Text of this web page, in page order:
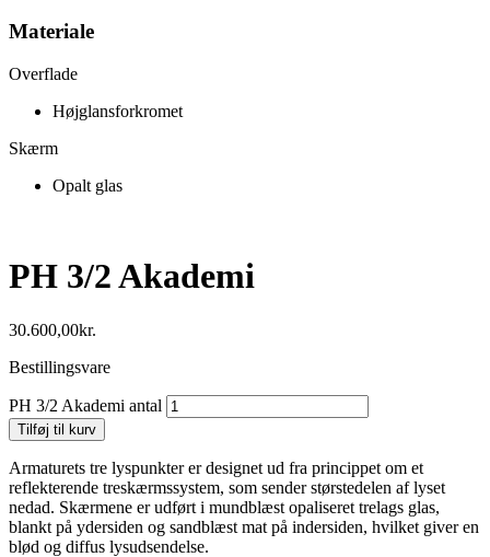
Materiale
Overflade
Højglansforkromet
Skærm
Opalt glas
PH 3/2 Akademi
30.600,00kr.
Bestillingsvare
PH 3/2 Akademi antal
Tilføj til kurv
Armaturets tre lyspunkter er designet ud fra princippet om et
reflekterende treskærmssystem, som sender størstedelen af lyset
nedad. Skærmene er udført i mundblæst opaliseret trelags glas,
blankt på ydersiden og sandblæst mat på indersiden, hvilket giver en
blød og diffus lysudsendelse.